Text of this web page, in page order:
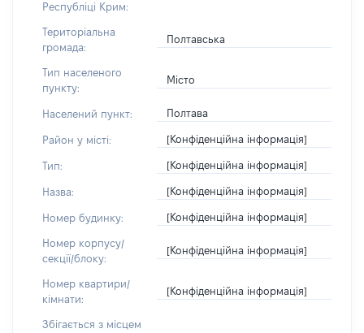
Республіці Крим:
Територіальна
громада:
Полтавська
Тип населеного
пункту:
Місто
Населений пункт: Полтава
Район у місті: [Конфіденційна інформація]
Тип: [Конфіденційна інформація]
Назва: [Конфіденційна інформація]
Номер будинку: [Конфіденційна інформація]
Номер корпусу/
секції/блоку:
[Конфіденційна інформація]
Номер квартири/
кімнати:
[Конфіденційна інформація]
Збігається з місцем